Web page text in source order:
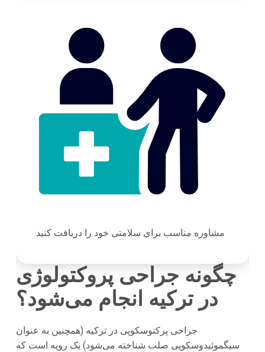
مشاوره مناسب برای سلامتی خود را دریافت کنید
چگونه جراحی پروکتولوژی
در ترکیه انجام می‌شود؟
جراحی پرکتوسکوپی در ترکیه (همچنین به عنوان
سیگموئیدوسکوپی صلب شناخته می‌شود) یک رویه است که